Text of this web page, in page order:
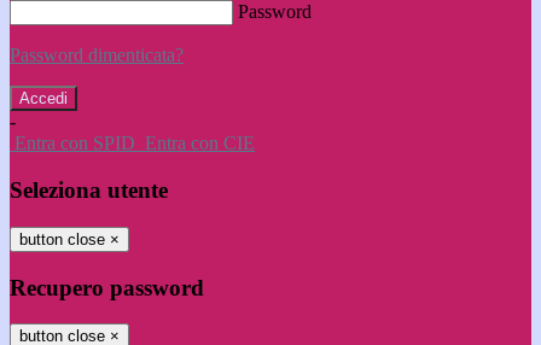
Password
Password dimenticata?
-
Entra con SPID Entra con CIE
Seleziona utente
button close ×
Recupero password
button close ×